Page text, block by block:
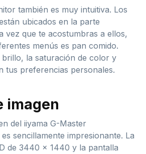
también es muy intuitiva. Los
ubicados en la parte
vez que te acostumbras a ellos,
menús es pan comido.
brillo, la saturación de color y
tus preferencias personales.
imagen
del iiyama G-Master
sencillamente impresionante. La
de 3440 x 1440 y la pantalla